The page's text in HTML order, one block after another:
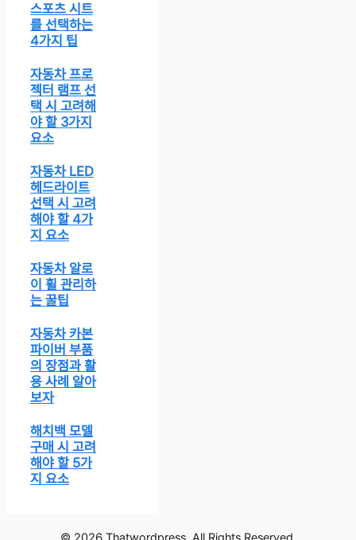
스포츠 시트
를 선택하는
4가지 팁
자동차 프로
젝터 램프 선
택 시 고려해
야 할 3가지
요소
자동차 LED
헤드라이트
선택 시 고려
해야 할 4가
지 요소
자동차 알로
이 휠 관리하
는 꿀팁
자동차 카본
파이버 부품
의 장점과 활
용 사례 알아
보자
해치백 모델
구매 시 고려
해야 할 5가
지 요소